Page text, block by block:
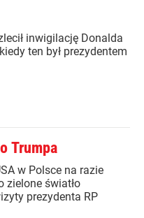
inwigilację Donalda
ten był prezydentem
Trumpa
w Polsce na razie
zielone światło
prezydenta RP